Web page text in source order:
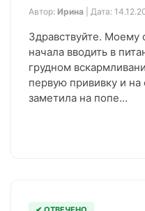
Автор: Ирина | Дата:
Здравствуйте.
начала вводить в
грудном
первую прививку и
заметила на попе…